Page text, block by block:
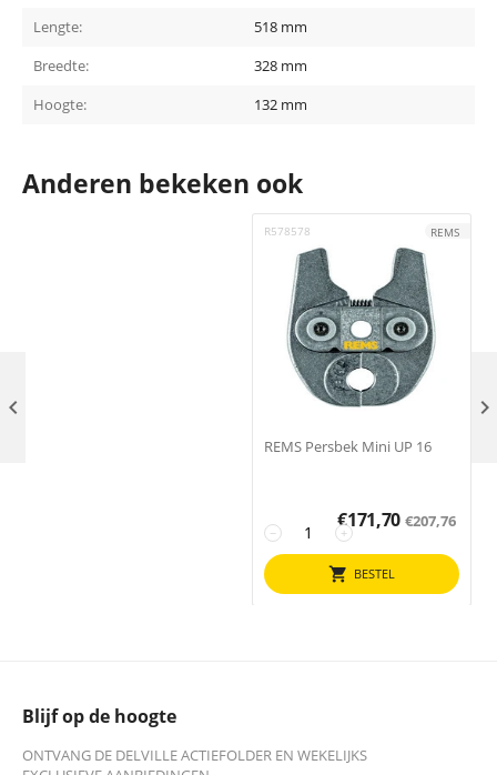
Lengte:
518 mm
Breedte:
328 mm
Hoogte:
132 mm
Anderen bekeken ook
R578578 REMS
REMS Persbek Mini UP 16
+
−
€171,70 €207,76
BESTEL
 
Blijf op de hoogte
ONTVANG DE DELVILLE ACTIEFOLDER EN WEKELIJKS